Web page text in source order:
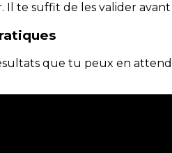
Il te suffit de les valider
que tu peux en